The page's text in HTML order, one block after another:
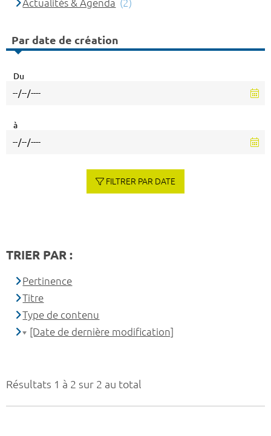
Résultats 1 à 2 sur 2 au total
Actualités & Agenda (2)
Par date de création
Du
à
FILTRER PAR DATE
TRIER PAR :
Pertinence
Titre
Type de contenu
[Date de dernière modification]